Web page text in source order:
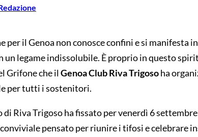
per il Genoa non conosce confini e si manifesta
un legame indissolubile. È proprio in questo
Grifone che ilGenoa Club Riva Trigosoha
per tutti i sostenitori.
di Riva Trigoso ha fissato per venerdì 6
pensato per riunire i tifosi e celebrare